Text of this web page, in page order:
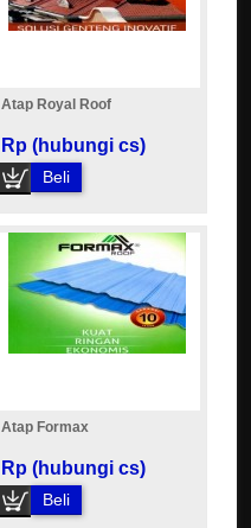
Atap Royal Roof
Rp (hubungi cs)
Beli
Atap Formax
Rp (hubungi cs)
Beli